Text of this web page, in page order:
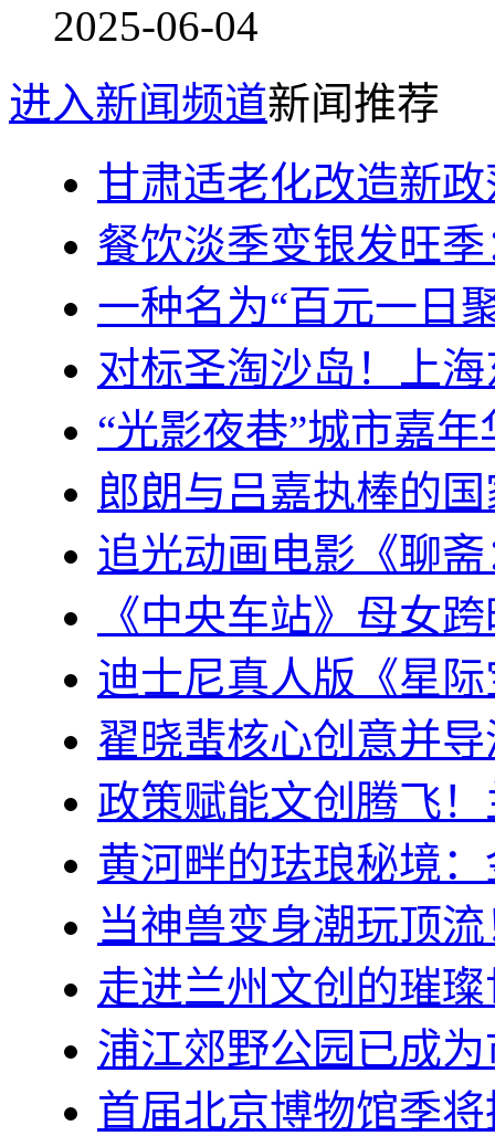
2025-06-04
进入新闻频道新闻推荐
甘肃适老化改造新
餐饮淡季变银发旺
一种名为“百元一日
对标圣淘沙岛！上
“光影夜巷”城市嘉
郎朗与吕嘉执棒的
追光动画电影《聊
《中央车站》母女
迪士尼真人版《星
翟晓蜚核心创意并
政策赋能文创腾飞
黄河畔的珐琅秘境
当神兽变身潮玩顶
走进兰州文创的璀
浦江郊野公园已成
首届北京博物馆季